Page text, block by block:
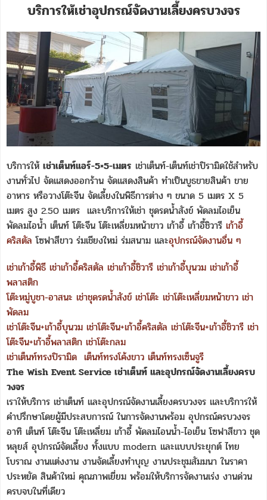
บริการให้เช่าอุปกรณ์จัดงานเลี้ยงครบวงจร
บริการให้ เช่าเต็นท์แอร์-5×5-เมตร เช่าเต็นท์-เต็นท์เช่าปิรามิดใช้สำหรับ
งานทั่วไป จัดแสดงออกร้าน จัดแสดงสินค้า ทำเป็นบูธขายสินค้า ขาย
อาหาร หรือวางโต๊ะจีน จัดเลี้ยงในพิธีการต่าง ๆ ขนาด 5 เมตร X 5
เมตร สูง 2.50 เมตร และบริการให้เช่า ชุดรดน้ำสังข์ พัดลมไอเย็น
พัดลมไอน้ำ เต็นท์ โต๊ะจีน โต๊ะเหลี่ยมหน้าขาว เก้าอี้ เก้าอี้ชิวารี เก้าอี้
คริสตัล โซฟาสีขาว ร่มเชียงใหม่ ร่มสนาม และอุปกรณ์จัดงานอื่น ๆ
เช่าเก้าอี้พิธี เช่าเก้าอี้คริสตัล เช่าเก้าอี้ชิวารี เช่าเก้าอี้บุนวม เช่าเก้าอี้
พลาสติก
โต๊ะหมู่บูชา-อาสนะ เช่าชุดรดน้ำสังข์ เช่าโต๊ะ เช่าโต๊ะเหลี่ยมหน้าขาว เช่า
พัดลม
เช่าโต๊ะจีน+เก้าอี้บุนวม เช่าโต๊ะจีน+เก้าอี้คริสตัล เช่าโต๊ะจีน+เก้าอี้ชิวารี เช่า
โต๊ะจีน+เก้าอี้พลาสติก เช่าโต๊ะกลม
เช่าเต็นท์ทรงปิรามิด เต็นท์ทรงโค้งขาว เต็นท์ทรงเซ็นจูรี
The Wish Event Service เช่าเต็นท์ และอุปกรณ์จัดงานเลี้ยงครบ
วงจร
เราให้บริการ เช่าเต็นท์ และอุปกรณ์จัดงานเลี้ยงครบวงจร และบริการให้
คำปรึกษาโดยผู้มีประสบการณ์ ในการจัดงานพร้อม อุปกรณ์ครบวงจร
อาทิ เต็นท์ โต๊ะจีน โต๊ะเหลี่ยม เก้าอี้ พัดลมไอนน้ำ-ไอเย็น โซฟาสีขาว ชุด
หลุยส์ อุปกรณ์จัดเลี้ยง ทั้งแบบ modern และแบบประยุกต์ ไทย
โบราณ งานแต่งงาน งานจัดเลี้ยงทำบุญ งานประชุมสัมมนา ในราคา
ประหยัด สินค้าใหม่ คุณภาพเยี่ยม พร้อมให้บริการจัดงานเร่ง งานด่วน
ครบจบในที่เดียว